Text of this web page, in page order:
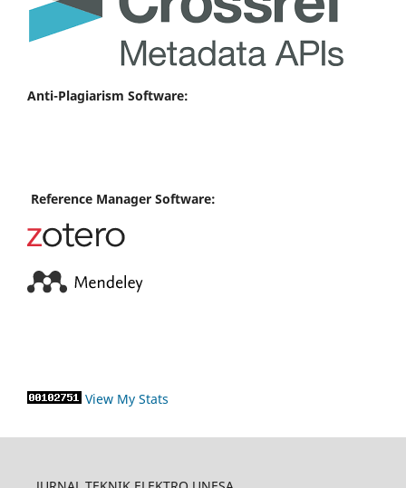
Anti-Plagiarism Software:
Reference Manager Software:
View My Stats